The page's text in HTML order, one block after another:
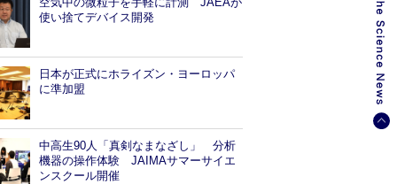
使い捨てデバイス開発
日本が正式にホライズン・ヨーロッパ
に準加盟
中高生90人「真剣なまなざし」 分析
機器の操作体験 JAIMAサマーサイエ
ンスクール開催